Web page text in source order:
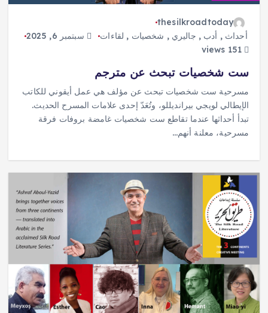
thesilkroadtoday
أحداث , أدب , جاليري , شخصيات , لقاءات
سبتمبر 6, 2025
ست شخصيات تبحث عن مترجم
مسرحية ست شخصيات تبحث عن مؤلف هي عمل أيقوني للكاتب
الإيطالي لويجي بيرانديللو، وتُعَدّ إحدى علامات المسرح الحديث.
تبدأ أحداثها عندما تقاطع ست شخصيات غامضة بروفات فرقة
مسرحية، معلنة أنهم…